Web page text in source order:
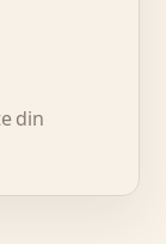
din